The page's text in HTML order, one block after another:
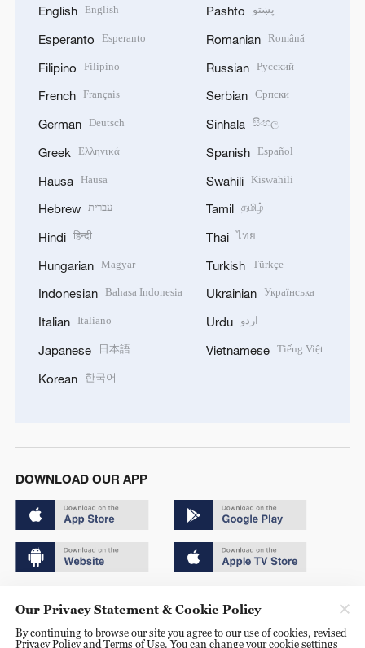
English English
Esperanto Esperanto
Filipino Filipino
French Français
German Deutsch
Greek Ελληνικά
Hausa Hausa
Hebrew עברית
Hindi हिन्दी
Hungarian Magyar
Indonesian Bahasa Indonesia
Italian Italiano
Japanese 日本語
Korean 한국어
Pashto پښتو
Romanian Română
Russian Русский
Serbian Српски
Sinhala සිංහල
Spanish Español
Swahili Kiswahili
Tamil தமிழ்
Thai ไทย
Turkish Türkçe
Ukrainian Українська
Urdu اردو
Vietnamese Tiếng Việt
DOWNLOAD OUR APP
京ICP备20000184号
Our Privacy Statement & Cookie Policy
By continuing to browse our site you agree to our use of cookies, revised
Privacy Policy and Terms of Use. You can change your cookie settings